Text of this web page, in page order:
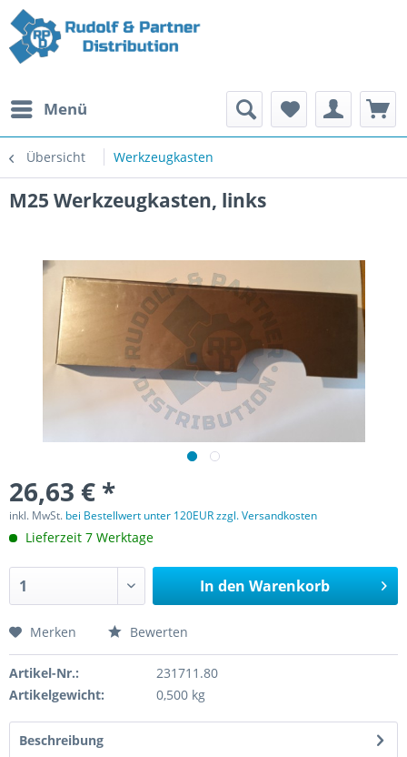
Menü
Übersicht Werkzeugkasten
M25 Werkzeugkasten, links
26,63 € *
inkl. MwSt. bei Bestellwert unter 120EUR zzgl. Versandkosten
Lieferzeit 7 Werktage
In den Warenkorb
Merken Bewerten
Artikel-Nr.:
231711.80
Artikelgewicht:
0,500 kg
Beschreibung